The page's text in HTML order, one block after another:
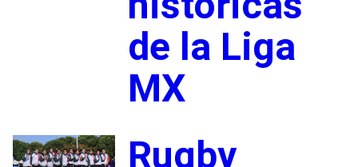
de la Liga
MX
Rugby